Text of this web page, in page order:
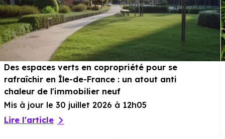
Des espaces verts en copropriété pour se
rafraîchir en Île-de-France : un atout anti
chaleur de l'immobilier neuf
Mis à jour le 30 juillet 2026 à 12h05
Lire l'article